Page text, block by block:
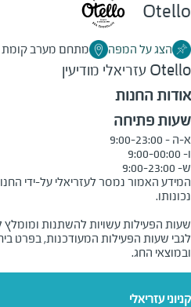
Otello
הצג על המפה מתחם מערב
Otello עזריאלי מודיעין
אודות החנות
שעות פתיחה
ש- 9:00-23:00
המידע האמור נמסר לעזריאלי על-ידי
שעות הפעילות עשויות להשתנות ומומלץ
לגבי שעות הפעילות המעודכנות, בפרט
ובמוצאי החג.
קניוני עזריאלי